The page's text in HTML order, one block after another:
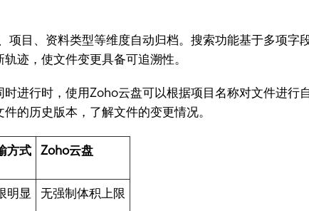
项目、资料类型等维度自动归档。搜索功能基于多项字
迹，使文件变更具备可追溯性。
进行时，使用Zoho云盘可以根据项目名称对文件进
的历史版本，了解文件的变更情况。
方式 Zoho云盘
明显 无强制体积上限